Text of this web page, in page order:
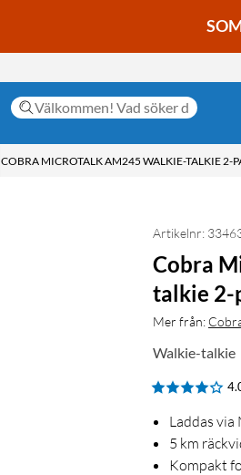
COBRA MICROTALK AM245 WALKIE-TALKIE 2-
Artikelnr:
Cobra
talkie 2-
Mer från:
Walkie-talkie
Laddas via
5 km
Kompakt